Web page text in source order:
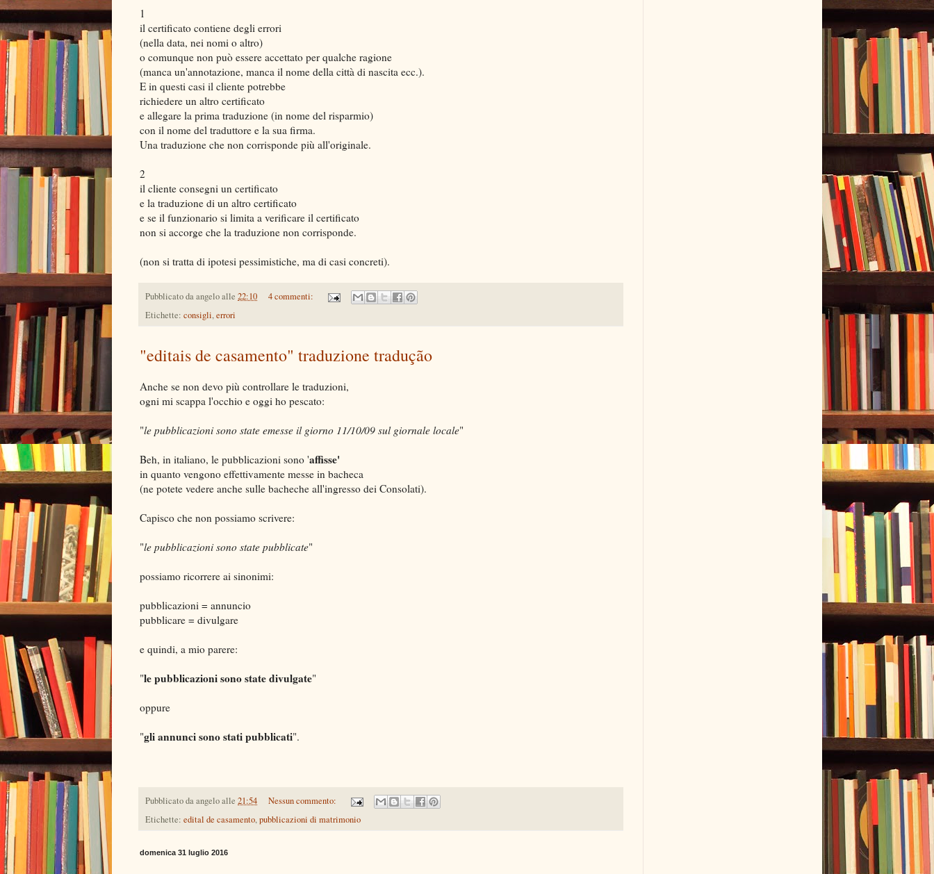
1
il certificato contiene degli errori
(nella data, nei nomi o altro)
o comunque non può essere accettato per qualche ragione
(manca un'annotazione, manca il nome della città di nascita ecc.).
E in questi casi il cliente potrebbe
richiedere un altro certificato
e allegare la prima traduzione (in nome del risparmio)
con il nome del traduttore e la sua firma.
Una traduzione che non corrisponde più all'originale.
2
il cliente consegni un certificato
e la traduzione di un altro certificato
e se il funzionario si limita a verificare il certificato
non si accorge che la traduzione non corrisponde.
(non si tratta di ipotesi pessimistiche, ma di casi concreti).
Pubblicato daangeloalle 22:10
4 commenti:
Etichette: consigli,errori
"editais de casamento" traduzione tradução
Anche se non devo più controllare le traduzioni,
ogni mi scappa l'occhio e oggi ho pescato:
"le pubblicazioni sono state emesse il giorno 11/10/09 sul giornale locale"
Beh, in italiano, le pubblicazioni sono 'affisse'
in quanto vengono effettivamente messe in bacheca
(ne potete vedere anche sulle bacheche all'ingresso dei Consolati).
Capisco che non possiamo scrivere:
"le pubblicazioni sono state pubblicate"
possiamo ricorrere ai sinonimi:
pubblicazioni = annuncio
pubblicare = divulgare
e quindi, a mio parere:
"le pubblicazioni sono state divulgate"
oppure
"gli annunci sono stati pubblicati".
Pubblicato daangeloalle 21:54
Nessun commento:
Etichette: edital de casamento,pubblicazioni di matrimonio
domenica 31 luglio 2016